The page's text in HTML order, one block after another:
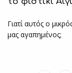
Γιατί αυτός ο
μας αγαπημένος;